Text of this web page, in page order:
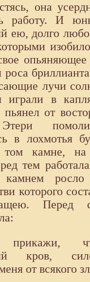
она
работу. И
ею, долго
опьяняющее
роса
лучи
играли в
от
в лохмотья
том камне, на
тем
росло
которого
Перед
прикажи,
кров,
от всякого